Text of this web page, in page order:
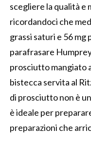
scegliere la qualità
ricordandoci che
grassi saturi e 56
parafrasare
prosciutto mangiato
bistecca servita al
di prosciutto non è
è ideale per
preparazioni che